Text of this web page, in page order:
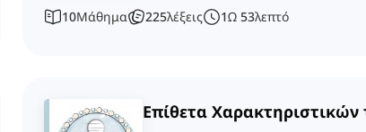
10Μάθημα 225λέξεις 1Ω 53λεπτό
Επίθετα